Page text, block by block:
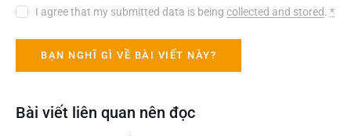
I agree that my submitted data is beingcollected and stored.*
Bài viết liên quan nên đọc